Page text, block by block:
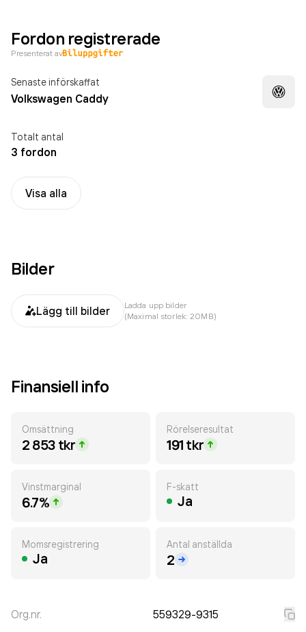
Fordon registrerade
Presenterat av
Senaste införskaffat
Volkswagen Caddy
Totalt antal
3 fordon
Visa alla
Bilder
Lägg till bilder
Ladda upp bilder
(Maximal storlek: 20MB)
Finansiell info
Omsättning
2 853 tkr
Rörelseresultat
191 tkr
Vinstmarginal
6.7%
F-skatt
Ja
Momsregistrering
Ja
Antal anställda
2
Org.nr. 559329-9315